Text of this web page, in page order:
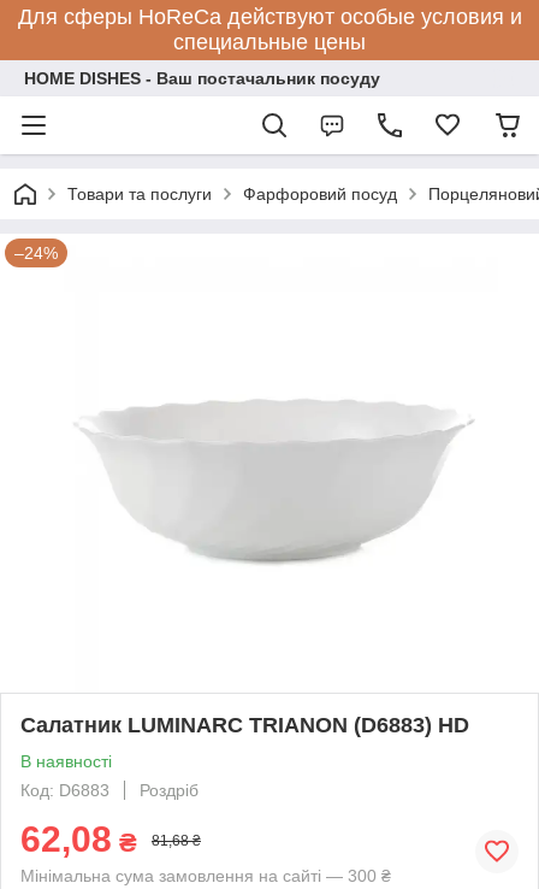
Для сферы HoReCa действуют особые условия и
специальные цены
HOME DISHES - Ваш постачальник посуду
Товари та послуги Фарфоровий посуд
–24%
Салатник LUMINARC TRIANON (D6883) HD
В наявності
Код: D6883
Роздріб
62,08 ₴ 81,68 ₴
Мінімальна сума замовлення на сайті — 300 ₴